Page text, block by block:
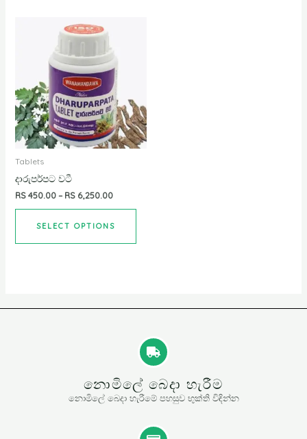
Tablets
දාරුපර්පට වටී
RS450.00– RS 6,250.00
SELECT OPTIONS
නොමිලේ බෙදා හැරීම
නොමිලේ බෙදා හැරීමේ පහසුව භුක්ති විඳින්න